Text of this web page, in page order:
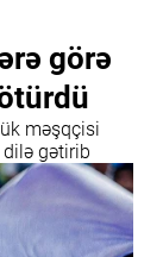
görə
məşqçisi
dilə gətirib